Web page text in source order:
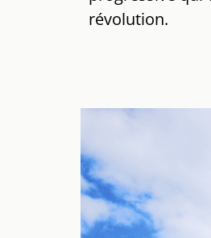
révolution.